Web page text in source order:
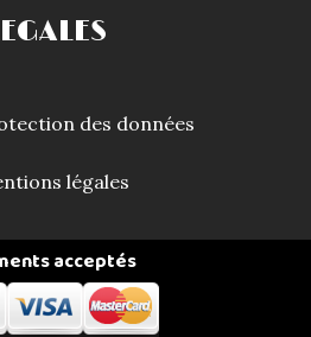
des données
légales
acceptés